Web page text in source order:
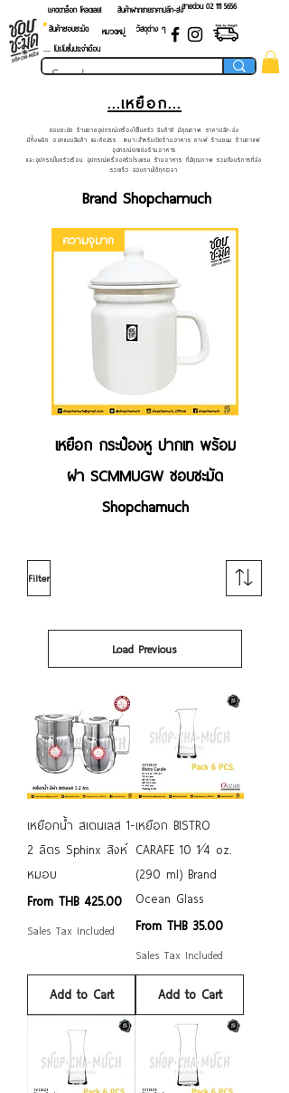
แคตตาล็อก โหลดเลย! สายด่วน 02 ​111 5656
สินค้าฝากขายราคาปลีก-ส่ง
สินค้าชอบชะมัด
หมวดหมู่
วัสดุต่าง ๆ
.... โปรโมชั่นประจำเดือน
...เหยือก...
ชอบชะมัด ร้านขายอุปกรณ์เครื่องใช้ในครัว สินค้าดี มีคุณภาพ ราคาปลีก-ส่ง
มีทั้งผลิต ออกแบบสินค้า และคัดสรร เหมาะสำหรับเปิดร้านอาหาร คาเฟ่ ร้านขนม ร้านกาแฟ
อุปกรณ์ตกแต่งร้านอาหาร
และอุปกรณ์ในครัวเรือน อุปกรณ์เครื่องครัวโรงแรม ร้านอาหาร ที่มีคุณภาพ รวมถึงบริการที่ส่ง
รวดเร็ว สอบถามได้ทุกเวลา
Brand Shopchamuch
ความจุมาก
เหยือก กระป๋องหู ปากเท พร้อม
ฝา SCMMUGW ชอบชะมัด
Shopchamuch
Filter
Load Previous
เหยือกน้ำ สเตนเลส 1-
2 ลิตร Sphinx สิงห์
หมอบ
From THB 425.00
Sale Price
Sales Tax Included
Add to Cart
เหยือก BISTRO
CARAFE 10 1⁄4 oz.
(290 ml) Brand
Ocean Glass
From THB 35.00
Sale Price
Sales Tax Included
Add to Cart